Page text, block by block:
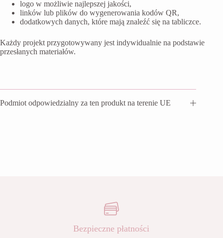
logo w możliwie najlepszej jakości,
linków lub plików do wygenerowania kodów QR,
dodatkowych danych, które mają znaleźć się na tabliczce.
Każdy projekt przygotowywany jest indywidualnie na podstawie
przesłanych materiałów.
Podmiot odpowiedzialny za ten produkt na terenie UE
Bezpieczne płatności